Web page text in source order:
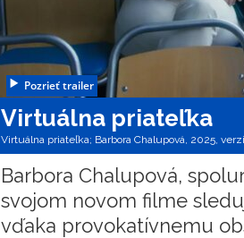
Pozrieť trailer
Virtuálna priateľka
Virtuálna priateľka; Barbora Chalupová, 2025,
Barbora Chalupová,
svojom novom filme
vďaka provokatívnemu